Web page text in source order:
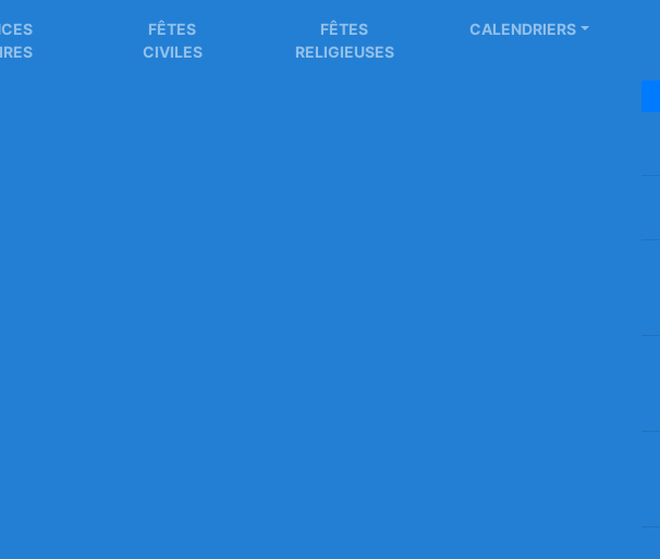
FÊTES
CIVILES
FÊTES
RELIGIEUSES
CALENDRIERS
Quels sont les numéros et les dates des